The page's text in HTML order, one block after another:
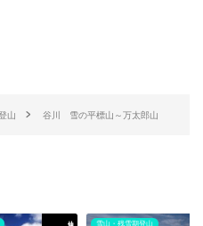
山 谷川 雪の平標山～万太郎山
雪山・残雪期登山